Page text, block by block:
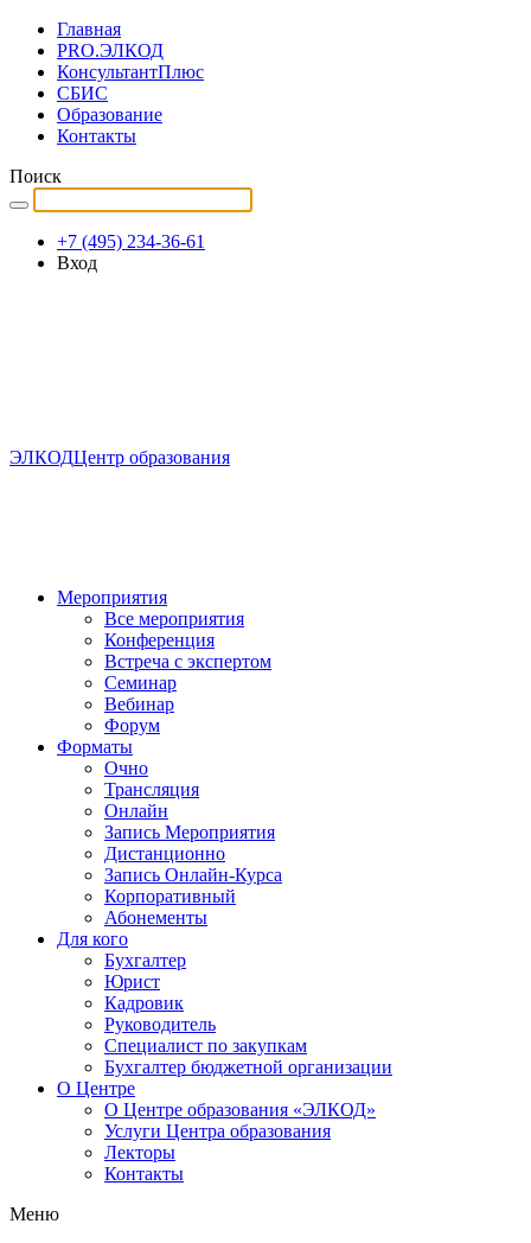
Главная
PRO.ЭЛКОД
КонсультантПлюс
СБИС
Образование
Контакты
Поиск
+7 (495) 234-36-61
Вход
ЭЛКОДЦентр образования
Мероприятия
Все мероприятия
Конференция
Встреча с экспертом
Семинар
Вебинар
Форум
Форматы
Очно
Трансляция
Онлайн
Запись Мероприятия
Дистанционно
Запись Онлайн-Курса
Корпоративный
Абонементы
Для кого
Бухгалтер
Юрист
Кадровик
Руководитель
Специалист по закупкам
Бухгалтер бюджетной организации
О Центре
О Центре образования «ЭЛКОД»
Услуги Центра образования
Лекторы
Контакты
Меню